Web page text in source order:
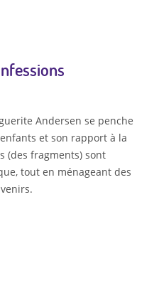
Andersen se penche
et son rapport à la
(des fragments) sont
tout en ménageant des